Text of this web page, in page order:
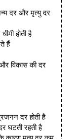
दर और मृत्यु दर
होती है
हैं
विकास की दर
दर होती है
घटती रहती है